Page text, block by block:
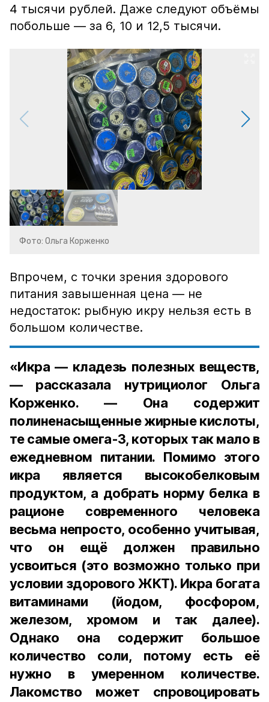
4 тысячи рублей. Даже следуют объёмы
побольше — за 6, 10 и 12,5 тысячи.
Фото: Ольга Корженко
Впрочем, с точки зрения здорового
питания завышенная цена — не
недостаток: рыбную икру нельзя есть в
большом количестве.
«Икра — кладезь полезных веществ,
— рассказала нутрициолог Ольга
Корженко. — Она содержит
полиненасыщенные жирные кислоты,
те самые омега-3, которых так мало в
ежедневном питании. Помимо этого
икра является высокобелковым
продуктом, а добрать норму белка в
рационе современного человека
весьма непросто, особенно учитывая,
что он ещё должен правильно
усвоиться (это возможно только при
условии здорового ЖКТ). Икра богата
витаминами (йодом, фосфором,
железом, хромом и так далее).
Однако она содержит большое
количество соли, потому есть её
нужно в умеренном количестве.
Лакомство может спровоцировать